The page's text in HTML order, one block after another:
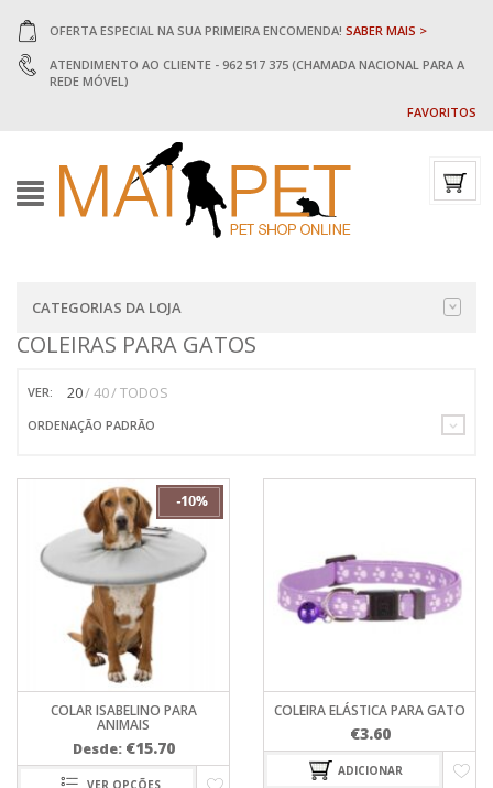
OFERTA ESPECIAL NA SUA PRIMEIRA ENCOMENDA! SABER MAIS >
ATENDIMENTO AO CLIENTE - 962 517 375 (CHAMADA NACIONAL PARA A
REDE MÓVEL)
FAVORITOS
CATEGORIAS DA LOJA
COLEIRAS PARA GATOS
VER: 20 40 TODOS
ORDENAÇÃO PADRÃO
COLAR ISABELINO PARA
ANIMAIS
Desde: €15.70
VER OPÇÕES
COLEIRA ELÁSTICA PARA GATO
€3.60
ADICIONAR